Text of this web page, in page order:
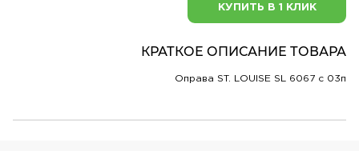
КУПИТЬ В 1 КЛИК
КРАТКОЕ ОПИСАНИЕ ТОВАРА
Оправа ST. LOUISE SL 6067 c 03п